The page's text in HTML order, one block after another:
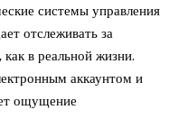
системы управления
отслеживать за
в реальной жизни.
аккаунтом и
ощущение